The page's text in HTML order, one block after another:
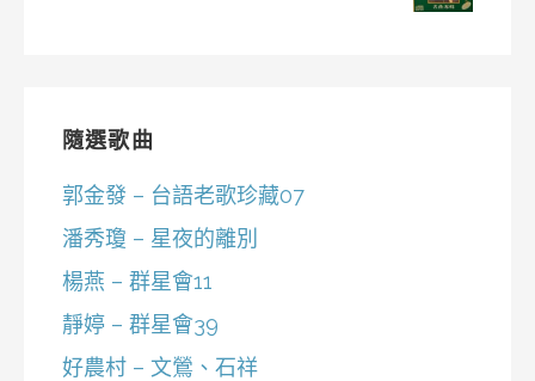
隨選歌曲
郭金發 – 台語老歌珍藏07
潘秀瓊 – 星夜的離別
楊燕 – 群星會11
靜婷 – 群星會39
好農村 – 文鶯、石祥